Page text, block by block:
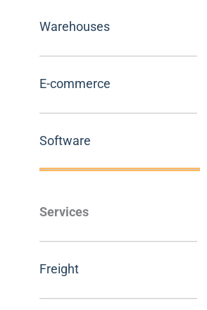
Warehouses
E-commerce
Software
Services
Freight